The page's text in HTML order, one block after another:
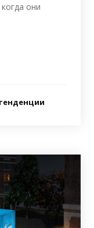
они